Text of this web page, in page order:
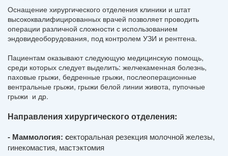
Оснащение хирургического отделения клиники и штат
высококвалифицированных врачей позволяет проводить
операции различной сложности с использованием
эндовидеоборудования, под контролем УЗИ и рентгена.
Пациентам оказывают следующую медицинскую помощь,
среди которых следует выделить: желчекаменная болезнь,
паховые грыжи, бедренные грыжи, послеоперационные
вентральные грыжи, грыжи белой линии живота, пупочные
грыжи и др.
Направления хирургического отделения:
- Маммология: секторальная резекция молочной железы,
гинекомастия, мастэктомия